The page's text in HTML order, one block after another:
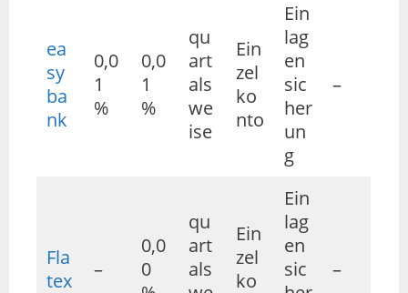
ea
sy
ba
nk
0,0
1
%
0,0
1
%
qu
art
als
we
ise
Ein
zel
ko
nto
Ein
lag
en
sic
her
un
g
–
Fla
tex
–
0,0
0
qu
art
als
Ein
zel
ko
Ein
lag
en
sic
–